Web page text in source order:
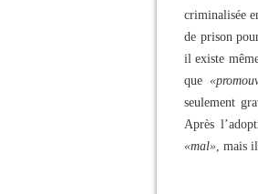
criminalisée
de prison
il existe
que
seulement
Après
«mal», mais